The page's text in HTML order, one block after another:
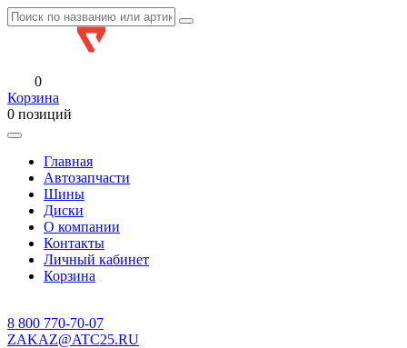
0
Корзина
0 позиций
Главная
Автозапчасти
Шины
Диски
О компании
Контакты
Личный кабинет
Корзина
8 800 770-70-07
ZAKAZ@ATC25.RU